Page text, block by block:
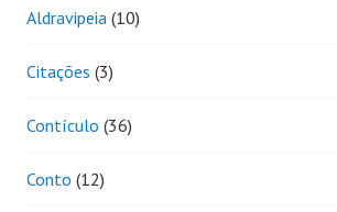
Aldravipeia (10)
Citações (3)
Contículo (36)
Conto (12)